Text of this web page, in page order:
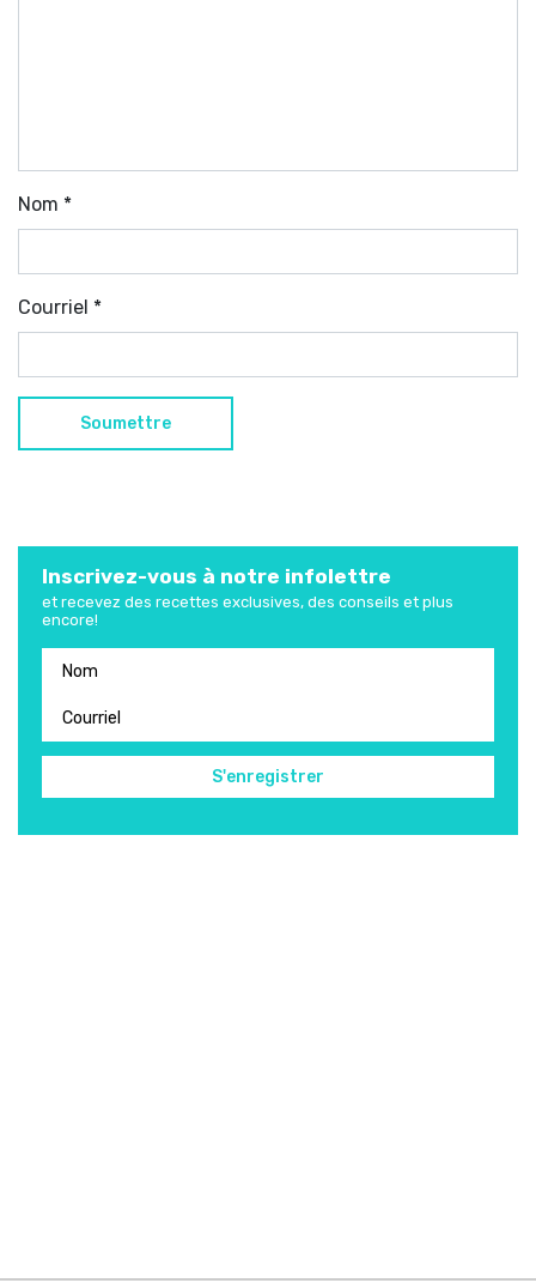
Nom *
Courriel *
Inscrivez-vous à notre infolettre
et recevez des recettes exclusives, des conseils et plus
encore!